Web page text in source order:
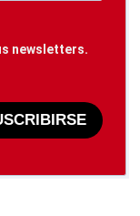
newsletters.